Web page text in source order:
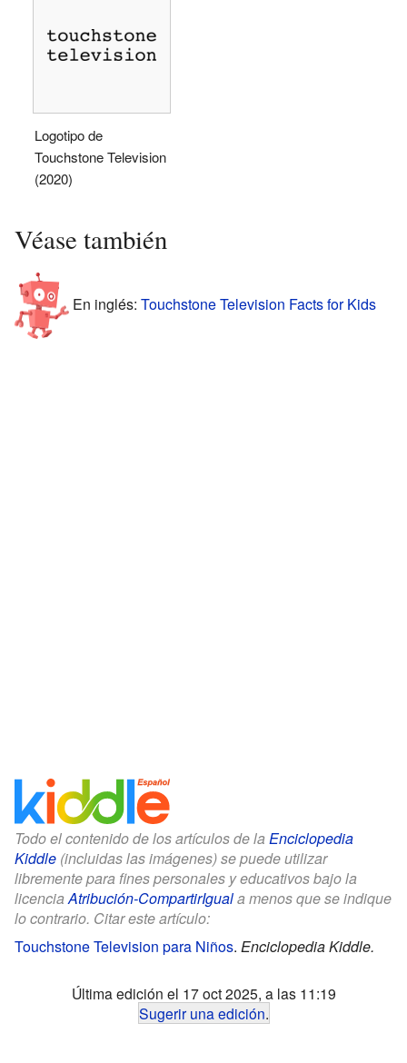
Logotipo de
Touchstone Television
(2020)
Véase también
En inglés: Touchstone Television Facts for Kids
Todo el contenido de los artículos de la Enciclopedia
Kiddle (incluidas las imágenes) se puede utilizar
libremente para fines personales y educativos bajo la
licencia Atribución-CompartirIguala menos que se indique
lo contrario. Citar este artículo:
Touchstone Television para Niños. Enciclopedia Kiddle.
Última edición el 17 oct 2025, a las 11:19
Sugerir una edición.